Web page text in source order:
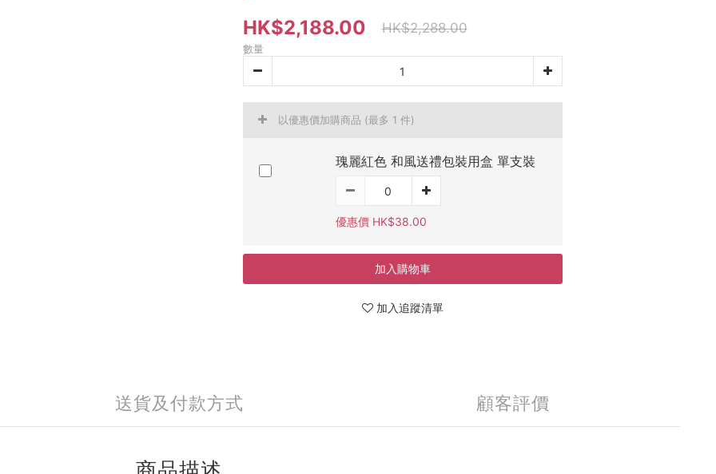
HK$2,188.00 HK$2,288.00
數量
以優惠價加購商品 (最多 1 件)
瑰麗紅色 和風送禮包裝用盒 單支裝
優惠價 HK$38.00
加入購物車
加入追蹤清單
送貨及付款方式 顧客評價